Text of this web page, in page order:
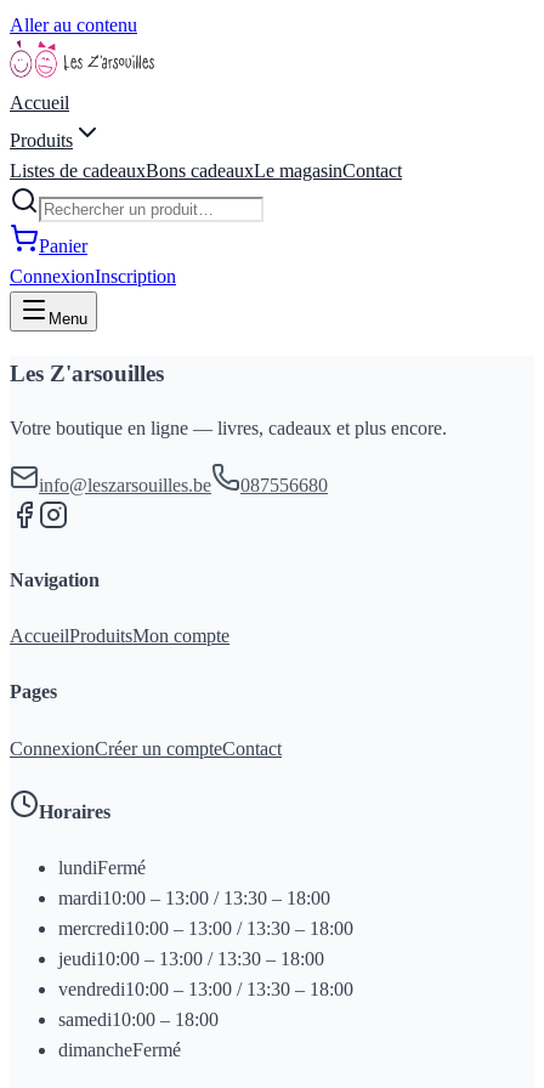
Aller au contenu
Accueil
Produits
Listes de cadeauxBons cadeauxLe magasinContact
Panier
ConnexionInscription
Menu
Les Z'arsouilles
Votre boutique en ligne — livres, cadeaux et plus encore.
info@leszarsouilles.be 087556680
Navigation
AccueilProduitsMon compte
Pages
ConnexionCréer un compteContact
Horaires
lundiFermé
mardi10:00 – 13:00 / 13:30 – 18:00
mercredi10:00 – 13:00 / 13:30 – 18:00
jeudi10:00 – 13:00 / 13:30 – 18:00
vendredi10:00 – 13:00 / 13:30 – 18:00
samedi10:00 – 18:00
dimancheFermé